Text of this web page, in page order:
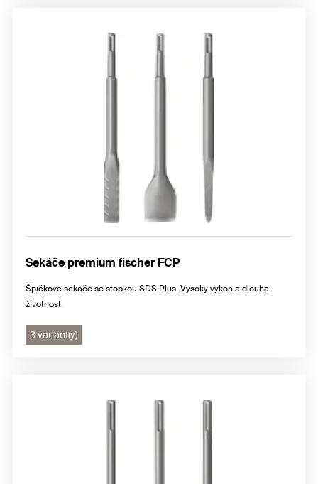
Sekáče premium fischer FCP
Špičkové sekáče se stopkou SDS Plus. Vysoký výkon a dlouhá
životnost.
3 variant(y)